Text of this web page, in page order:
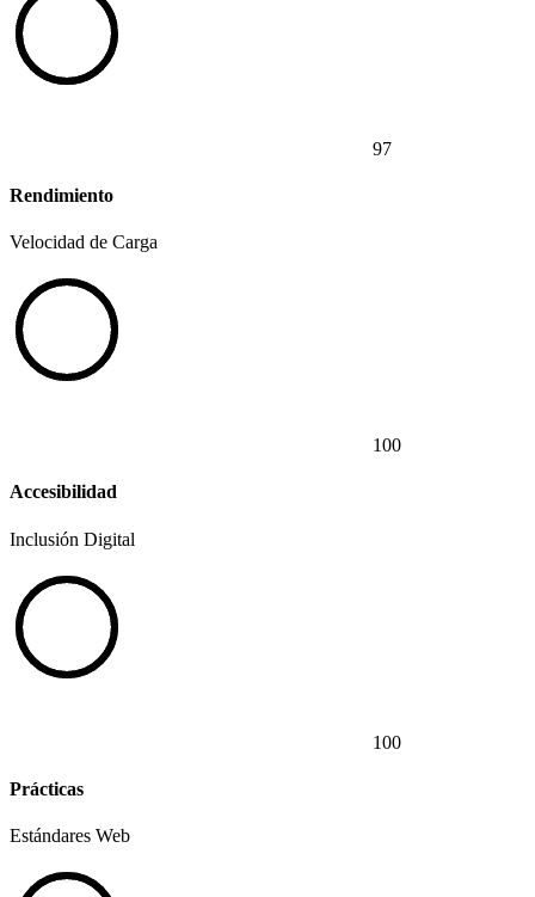
97
Rendimiento
Velocidad de Carga
100
Accesibilidad
Inclusión Digital
100
Prácticas
Estándares Web